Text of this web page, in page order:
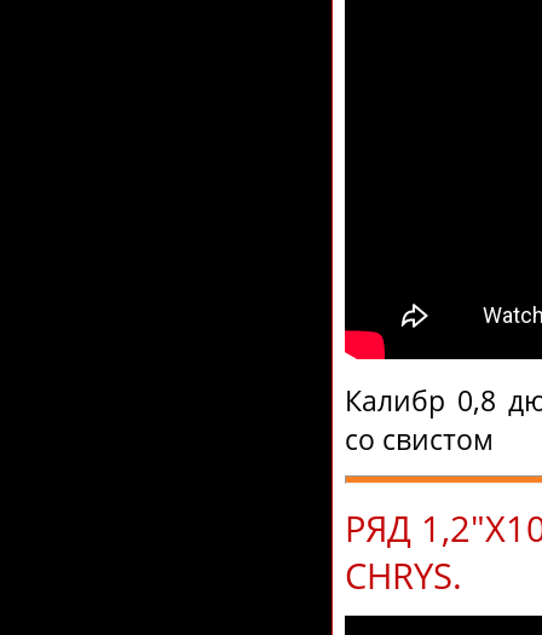
Калибр 0,8
со свистом
РЯД
CHRYS.